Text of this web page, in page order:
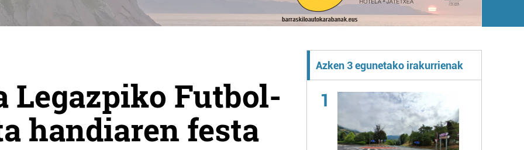
Legazpiko Futbol-
handiaren festa
Azken 3 egunetako irakurrienak
1